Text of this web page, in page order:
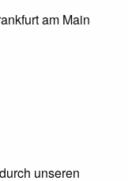
am Main
unseren